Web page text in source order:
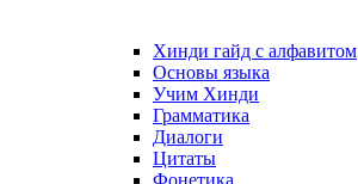
Хинди гайд с алфавитом
Основы языка
Учим Хинди
Грамматика
Диалоги
Цитаты
Фонетика